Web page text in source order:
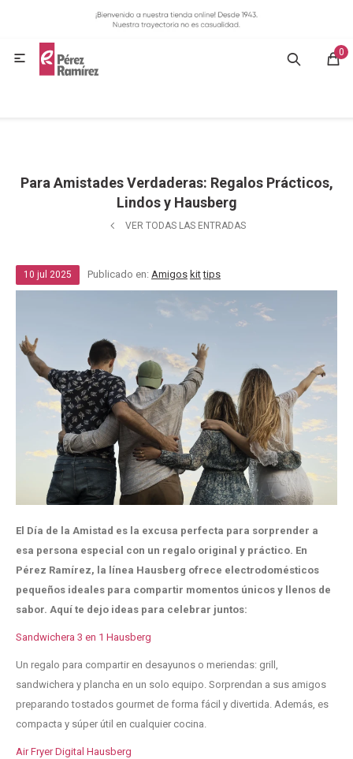
0

Para Amistades Verdaderas: Regalos Prácticos,
Lindos y Hausberg
VER TODAS LAS ENTRADAS
10 jul 2025 Publicado en: Amigos kit tips
El Día de la Amistad es la excusa perfecta para sorprender a
esa persona especial con un regalo original y práctico. En
Pérez Ramírez, la línea Hausberg ofrece electrodomésticos
pequeños ideales para compartir momentos únicos y llenos de
sabor. Aquí te dejo ideas para celebrar juntos:
Sandwichera 3 en 1 Hausberg
Un regalo para compartir en desayunos o meriendas: grill,
sandwichera y plancha en un solo equipo. Sorprendan a sus amigos
preparando tostados gourmet de forma fácil y divertida. Además, es
compacta y súper útil en cualquier cocina.
Air Fryer Digital Hausberg
GASTRONOMÍA
CONTACTO